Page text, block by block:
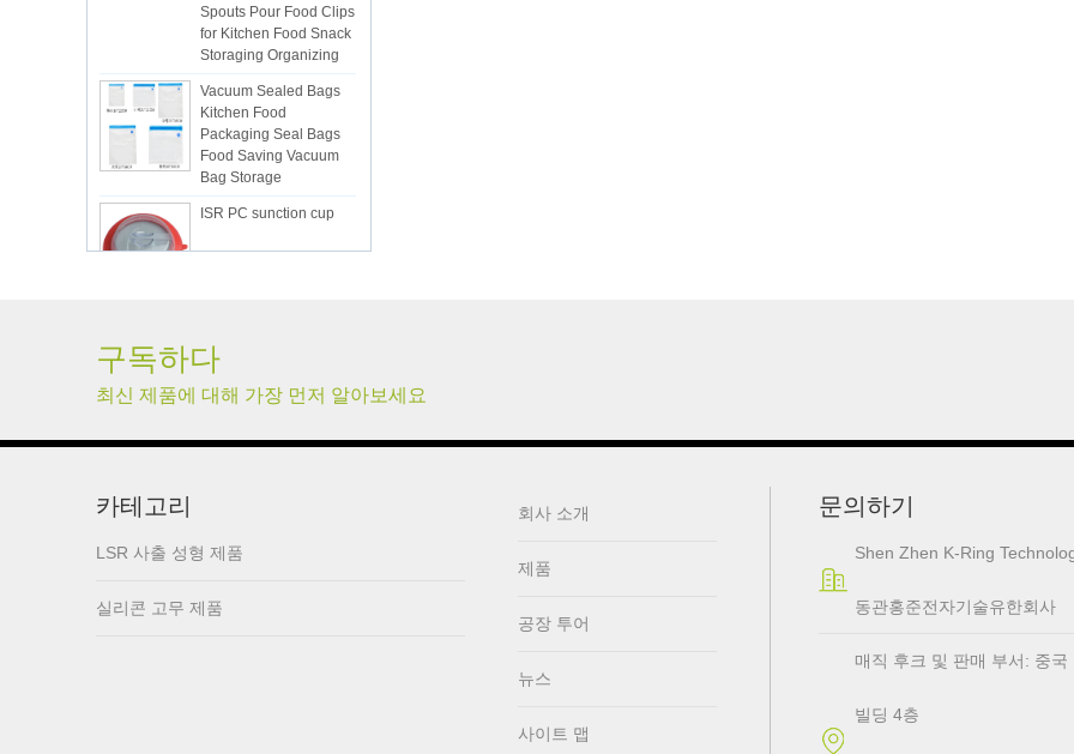
for Kitchen Food Snack
Storaging Organizing
Vacuum Sealed Bags
Kitchen Food
Packaging Seal Bags
Food Saving Vacuum
Bag Storage
ISR PC sunction cup
PC over-molding
Wrist band
구독하다
최신 제품에 대해 가장 먼저 알아보세요
카테고리
LSR 사출 성형 제품
실리콘 고무 제품
회사 소개
제품
공장 투어
뉴스
사이트 맵
문의하기
Shen Zhen K-Ring
동관홍준전자기술유한회사
매직 후크 및 판매 부서: 중
빌딩 4층